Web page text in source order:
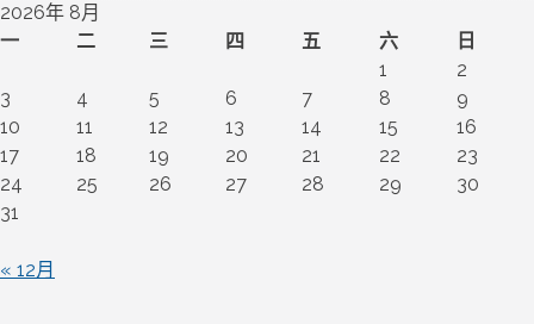
2026年 8月
一
二 三 四 五 六
日
1
2
3
4 5 6 7 8
9
10
11 12 13 14 15
16
17
18 19 20 21 22
23
24
25 26 27 28 29
30
31
« 12月